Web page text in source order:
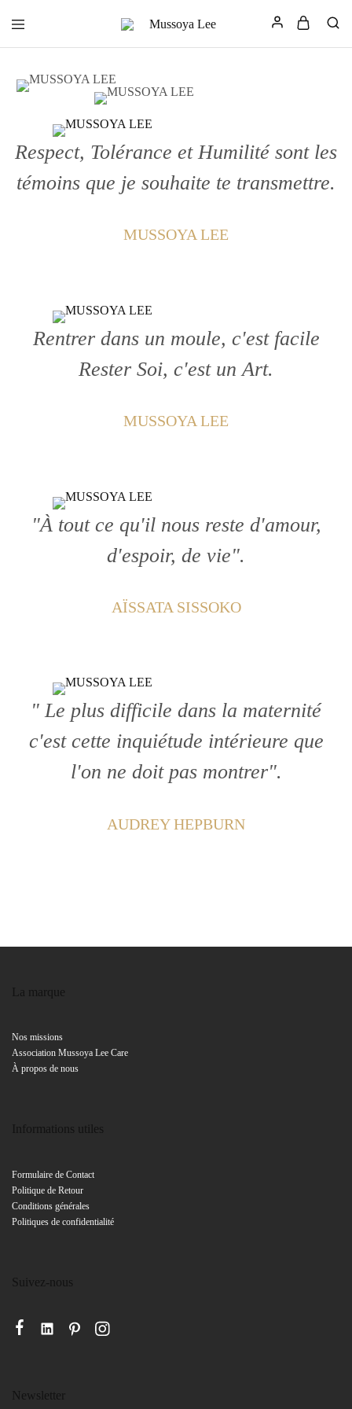
Lee
de
Soi
Respect, Tolérance et Humilité sont les
témoins que je souhaite te transmettre.
MUSSOYA LEE
Rentrer dans un moule, c'est facile
Rester Soi, c'est un Art.
MUSSOYA LEE
"À tout ce qu'il nous reste d'amour,
d'espoir, de vie".
AÏSSATA SISSOKO
" Le plus difficile dans la maternité
c'est cette inquiétude intérieure que
l'on ne doit pas montrer".
AUDREY HEPBURN
La marque
Nos missions
Association Mussoya Lee Care
À propos de nous
Informations utiles
Formulaire de Contact
Politique de Retour
Conditions générales
Politiques de confidentialité
Suivez-nous
Newsletter